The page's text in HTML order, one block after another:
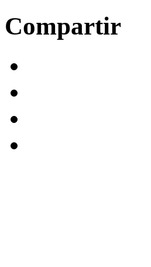
Compartir